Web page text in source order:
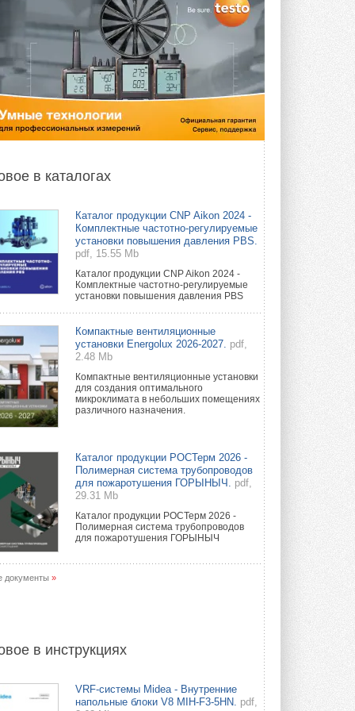
в каталогах
Каталог продукции CNP Aikon 2024 -
Комплектные частотно-регулируемые
установки повышения давления PBS.
pdf, 15.55 Mb
Каталог продукции CNP Aikon 2024 -
Комплектные частотно-регулируемые
установки повышения давления PBS
Компактные вентиляционные
установки Energolux 2026-2027. pdf,
2.48 Mb
Компактные вентиляционные установки
для создания оптимального
микроклимата в небольших помещениях
различного назначения.
Каталог продукции РОСТерм 2026 -
Полимерная система трубопроводов
для пожаротушения ГОРЫНЫЧ.
pdf,
29.31 Mb
Каталог продукции РОСТерм 2026 -
Полимерная система трубопроводов
для пожаротушения ГОРЫНЫЧ
документы »
в инструкциях
VRF-системы Midea - Внутренние
напольные блоки V8 MIH-F3-5HN. pdf,